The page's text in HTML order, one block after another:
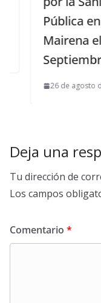
Pública en
Mairena el
Septiembre
26 de agosto de
Deja una
Tu dirección de
Los campos
Comentario *